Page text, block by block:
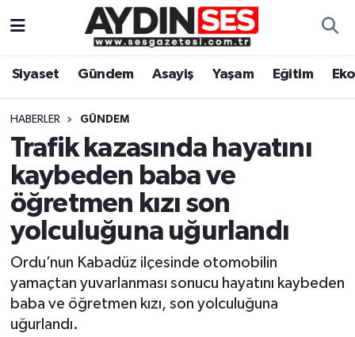
Siyaset Gündem Asayiş Yaşam Eğitim
HABERLER GÜNDEM
Trafik kazasında hayatını
kaybeden baba ve
öğretmen kızı son
yolculuğuna uğurlandı
Ordu’nun Kabadüz ilçesinde otomobilin
yamaçtan yuvarlanması sonucu hayatını kaybeden
baba ve öğretmen kızı, son yolculuğuna
uğurlandı.
Gündem
Siyaset
Ekonomi
Yaşam
Eğitim
Kültür Sanat
Aydın Hava Durumu
Aydin Namaz Vakitleri
Aydın Trafik Yoğunluk Haritası
Süper Lig Puan Durumu ve Fikstür
Tüm Manşetler
Son Dakika Haberleri